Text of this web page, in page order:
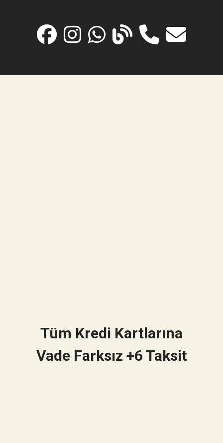
Tüm Kredi Kartlarına
Vade Farksız +6 Taksit